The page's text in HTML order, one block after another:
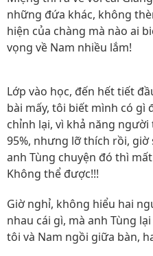
những đứa khác, không
hiện của chàng mà nào ai
vọng về Nam nhiều lắm!
Lớp vào học, đến hết tiết
bài mấy, tôi biết mình có gì
chỉnh lại, vì khả năng
95%, nhưng lỡ thích rồi, giờ
anh Tùng chuyện đó thì
Không thể được!!!
Giờ nghỉ, không hiểu hai
nhau cái gì, mà anh Tùng
tôi và Nam ngồi giữa bàn,